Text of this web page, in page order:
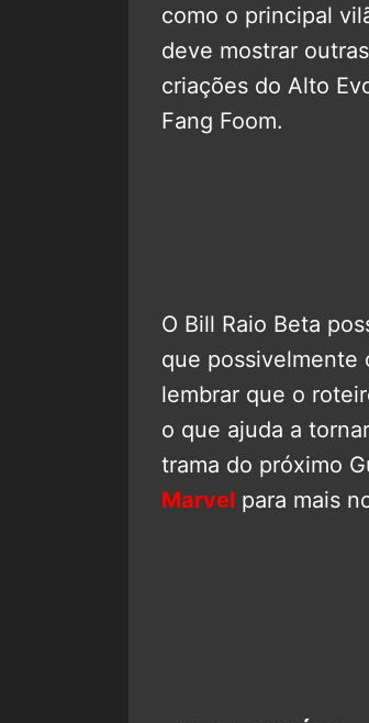
como o principal
deve mostrar
criações do Alto
Fang Foom.
O Bill Raio Beta
que possivelmente
lembrar que o
o que ajuda a
trama do próximo
Marvel para mais